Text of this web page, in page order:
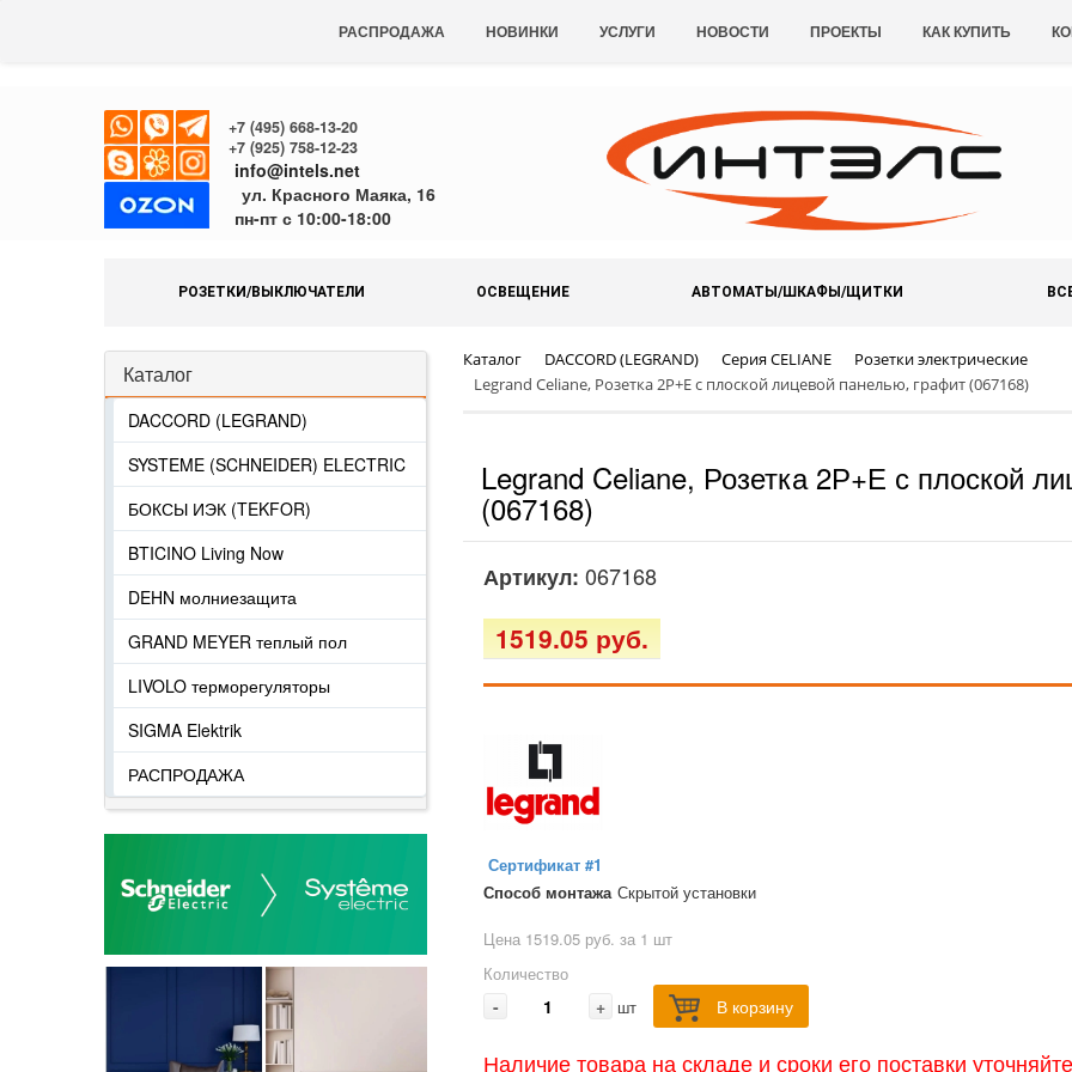
РАСПРОДАЖА НОВИНКИ УСЛУГИ НОВОСТИ ПРОЕКТЫ КАК КУПИТЬ
+7 (495) 668-13-20
+7 (925) 758-12-23
info@intels.net
ул. Красного Маяка, 16
пн-пт с 10:00-18:00
РОЗЕТКИ/ВЫКЛЮЧАТЕЛИ ОСВЕЩЕНИЕ АВТОМАТЫ/ШКАФЫ/ЩИТКИ
Каталог
DACCORD (LEGRAND)
SYSTEME (SCHNEIDER) ELECTRIC
БОКСЫ ИЭК (TEKFOR)
BTICINO Living Now
DEHN молниезащита
GRAND MEYER теплый пол
LIVOLO терморегуляторы
SIGMA Elektrik
РАСПРОДАЖА
Каталог DACCORD (LEGRAND) Серия CELIANE
Розетки электрические
Legrand Celiane, Розетка 2Р+Е с плоской лицевой панелью, графит (067168)
Legrand Celiane, Розетка 2Р+Е с плоской
(067168)
Артикул: 067168
1519.05 руб.
Сертификат #1
Способ монтажа Скрытой установки
Цена 1519.05 руб. за 1 шт
Количество
- + шт В корзину
Наличие товара на складе и сроки его поставки